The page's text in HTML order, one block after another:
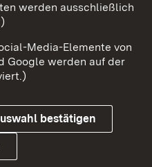
Barrierefreiheit
werden ausschließlich
Media-Elemente von
Google werden auf der
bestätigen